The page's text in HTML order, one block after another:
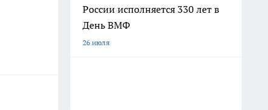
России исполняется 330 лет в
День ВМФ
26 июля